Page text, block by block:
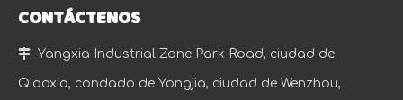
CONTÁCTENOS
 Yangxia Industrial Zone Park Road, ciudad de
Qiaoxia, condado de Yongjia, ciudad de Wenzhou,